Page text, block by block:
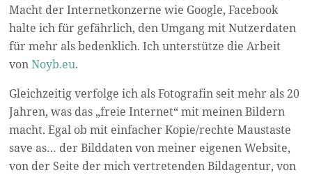
Macht der Internetkonzerne wie Google, Facebook
halte ich für gefährlich, den Umgang mit Nutzerdaten
für mehr als bedenklich. Ich unterstütze die Arbeit
vonNoyb.eu.
Gleichzeitig verfolge ich als Fotografin seit mehr als 20
Jahren, was das „freie Internet“ mit meinen Bildern
macht. Egal ob mit einfacher Kopie/rechte Maustaste
save as… der Bilddaten von meiner eigenen Website,
von der Seite der mich vertretenden Bildagentur, von